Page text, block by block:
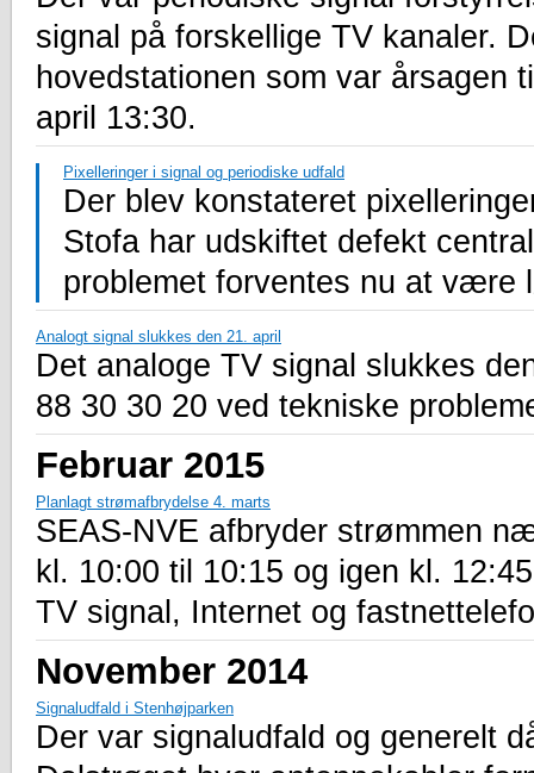
signal på forskellige TV kanaler.
hovedstationen som var årsagen
april 13:30.
Pixelleringer i signal og periodiske udfald
Der blev konstateret
Stofa har udskiftet defekt
problemet forventes nu at være
Analogt signal slukkes den 21. april
Det analoge TV signal slukkes
88 30 30 20 ved tekniske
Februar 2015
Planlagt strømafbrydelse 4. marts
SEAS-NVE afbryder strømmen
kl. 10:00 til 10:15 og igen kl.
TV signal, Internet og
November 2014
Signaludfald i Stenhøjparken
Der var signaludfald og generelt